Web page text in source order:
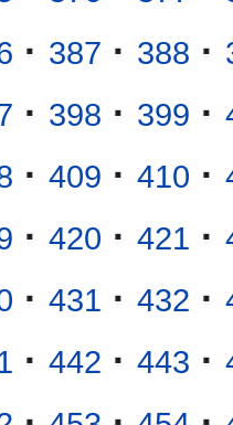
· 387 · 388 ·
· 398 · 399 ·
· 409 · 410 ·
· 420 · 421 ·
· 431 · 432 ·
· 442 · 443 ·